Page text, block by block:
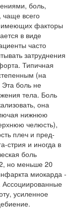
боль,
чаще всего
имеющих факторы
в виде
часто
затруднения
Типичная
(на
Эта боль не
тела. Боль
она
нижнюю
челюсть),
плеч и пред­
стрия и иногда в
боль
но меньше 20
миокарда -
Ассоциированные
усиленное